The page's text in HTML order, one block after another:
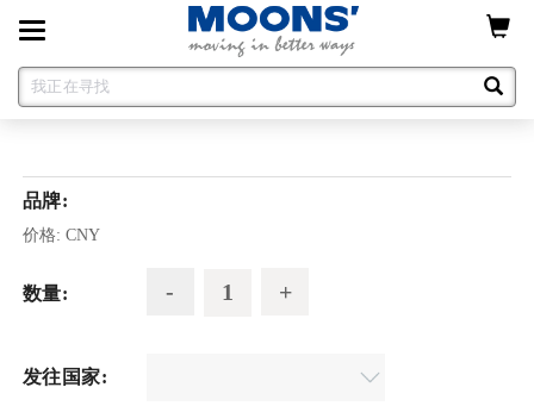
Toggle
navigation
品牌:
价格: CNY
数量:
发往国家: